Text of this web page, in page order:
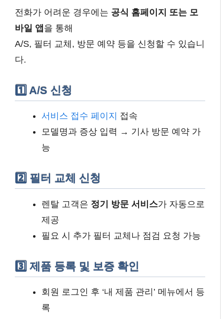
전화가 어려운 경우에는 공식 홈페이지 또는 모
바일 앱 을 통해
A/S, 필터 교체, 방문 예약 등을 신청할 수 있습니
다.
1️⃣ A/S 신청
서비스 접수 페이지 접속
모델명과 증상 입력 → 기사 방문 예약 가
능
2️⃣ 필터 교체 신청
렌탈 고객은 정기 방문 서비스가 자동으로
제공
필요 시 추가 필터 교체나 점검 요청 가능
3️⃣ 제품 등록 및 보증 확인
회원 로그인 후 ‘내 제품 관리’ 메뉴에서 등
록